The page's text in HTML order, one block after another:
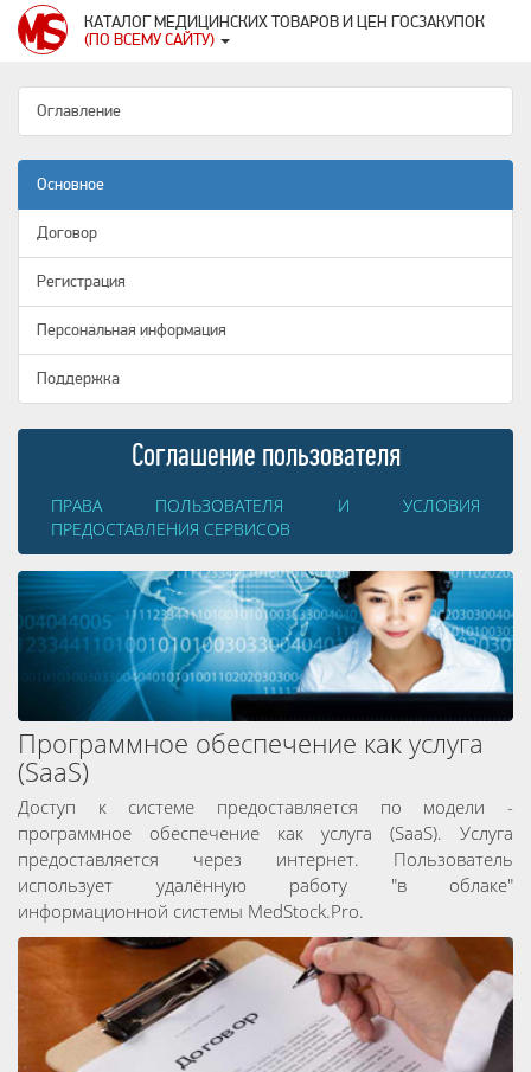
КАТАЛОГ МЕДИЦИНСКИХ ТОВАРОВ И ЦЕН ГОСЗАКУПОК
(ПО ВСЕМУ САЙТУ)
Оглавление
Основное
Договор
Регистрация
Персональная информация
Поддержка
Соглашение пользователя
ПРАВА ПОЛЬЗОВАТЕЛЯ И УСЛОВИЯ
ПРЕДОСТАВЛЕНИЯ СЕРВИСОВ
Программное обеспечение как услуга
(SaaS)
Доступ к системе предоставляется по модели -
программное обеспечение как услуга (SaaS). Услуга
предоставляется через интернет. Пользователь
использует удалённую работу "в облаке"
информационной системы MedStock.Pro.